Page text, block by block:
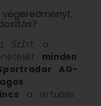
SzZrt. a
minden
AG-
a virtuális